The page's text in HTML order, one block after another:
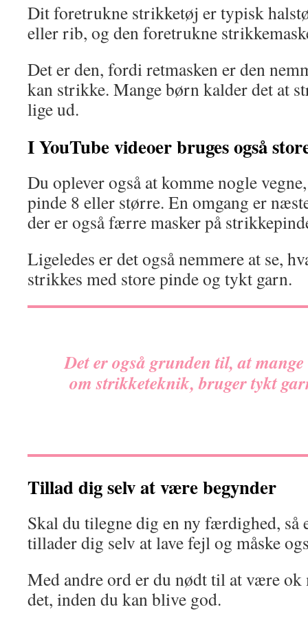
Dit foretrukne strikketøj er typisk
eller rib, og den foretrukne
Det er den, fordi retmasken er den
kan strikke. Mange børn kalder det at
lige ud.
I YouTube videoer bruges også
Du oplever også at komme nogle
pinde 8 eller større. En omgang er
der er også færre masker på
Ligeledes er det også nemmere at se,
strikkes med store pinde og tykt garn.
Det er også grunden til, at
om strikketeknik, bruger tykt
Tillad dig selv at være begynder
Skal du tilegne dig en ny færdighed, så
tillader dig selv at lave fejl og måske
Med andre ord er du nødt til at være
det, inden du kan blive god.